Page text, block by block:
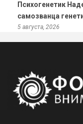
Психогенетик
самозванца
5 августа, 2026